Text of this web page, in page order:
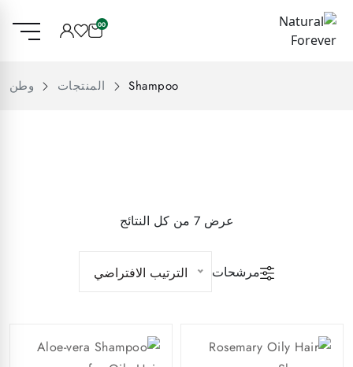
00
وطن المنتجات Shampoo
عرض ⁦7⁩ من كل النتائج
مرشحات الترتيب الافتراضي